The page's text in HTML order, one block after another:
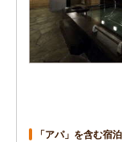
「アパ」を含む宿